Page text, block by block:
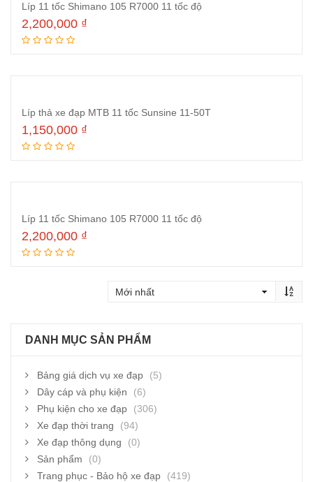
Líp 11 tốc Shimano 105 R7000 11 tốc độ
2,200,000 ₫
Líp thả xe đạp MTB 11 tốc Sunsine 11-50T
1,150,000 ₫
Líp 11 tốc Shimano 105 R7000 11 tốc độ
2,200,000 ₫
DANH MỤC SẢN PHẨM
Bảng giá dịch vụ xe đạp
(5)
Dây cáp và phụ kiện
(6)
Phụ kiện cho xe đạp
(306)
Xe đạp thời trang
(94)
Xe đạp thông dụng
(0)
Sản phẩm
(0)
Trang phục - Bảo hộ xe đạp
(419)